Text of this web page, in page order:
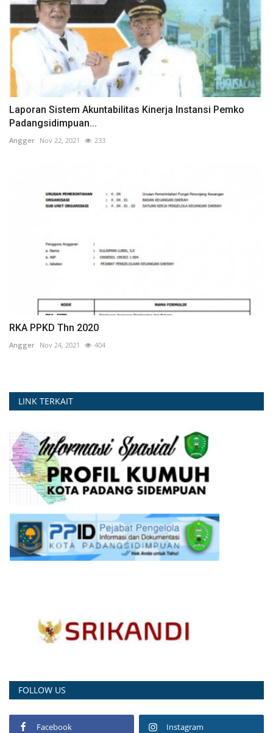
Laporan Sistem Akuntabilitas Kinerja Instansi Pemko
Padangsidimpuan...
Angger Nov 22, 2021 233
RKA PPKD Thn 2020
Angger Nov 24, 2021 404
LINK TERKAIT
FOLLOW US
Facebook Instagram